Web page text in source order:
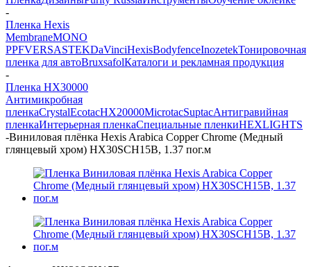
-
Пленка Hexis
MembraneMONO
PPFVERSASTEKDaVinciHexisBodyfenceInozetekТонировочная
пленка для автоBruxsafolКаталоги и рекламная продукция
-
Пленка HX30000
Антимикробная
пленкаCrystalEcotacHX20000MicrotacSuptacАнтигравийная
пленкаИнтерьерная пленкаСпециальные пленкиHEXLIGHTS
-Виниловая плёнка Hexis Arabica Copper Chrome (Медный
глянцевый хром) HX30SCH15B, 1.37 пог.м